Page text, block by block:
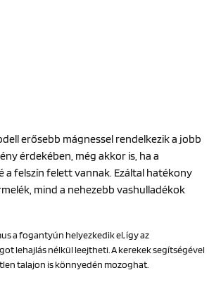
erősebb mágnessel rendelkezik a jobb
érdekében, még akkor is, ha a
a felszín felett vannak. Ezáltal hatékony
mind a nehezebb vashulladékok
a fogantyún helyezkedik el, így az
lehajlás nélkül leejtheti. A kerekek segítségével
talajon is könnyedén mozoghat.